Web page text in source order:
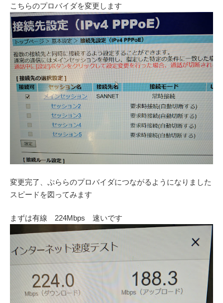
こちらのプロバイダを変更します
変更完了、ぷららのプロバイダにつながるようになりました
スピードを図ってみます
まずは有線 224Mbps 速いです